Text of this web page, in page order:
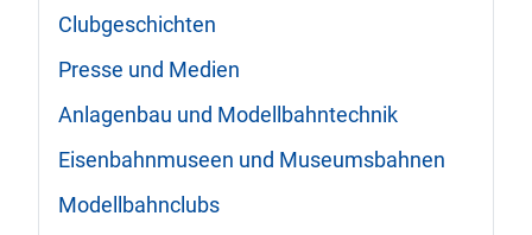
Clubgeschichten
Presse und Medien
Anlagenbau und Modellbahntechnik
Eisenbahnmuseen und Museumsbahnen
Modellbahnclubs